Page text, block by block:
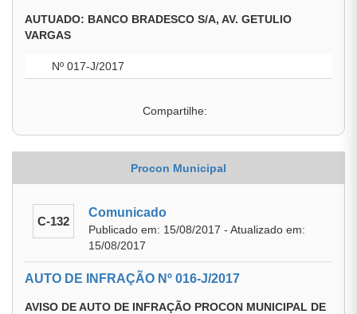
AUTUADO: BANCO BRADESCO S/A, AV. GETULIO
VARGAS
Nº 017-J/2017
Compartilhe:
Procon Municipal
C-132
Comunicado
Publicado em: 15/08/2017 - Atualizado em:
15/08/2017
AUTO DE INFRAÇÃO Nº 016-J/2017
AVISO DE AUTO DE INFRAÇÃO PROCON MUNICIPAL DE